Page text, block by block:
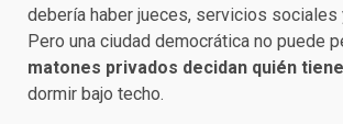
debería haber jueces, servicios sociales
Pero una ciudad democrática no puede
matones privados decidan quién
dormir bajo techo.